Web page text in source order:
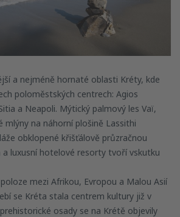
a nejméně hornaté oblasti Kréty, kde
poloměstských centrech: Agios
a Neapoli. Mýtický palmový les Vaï,
mlýny na náhorní plošině Lassithi
obklopené křišťálově průzračnou
luxusní hotelové resorty tvoří vskutku
mezi Afrikou, Evropou a Malou Asií
se Kréta stala centrem kultury již v
osady se na Krétě objevily